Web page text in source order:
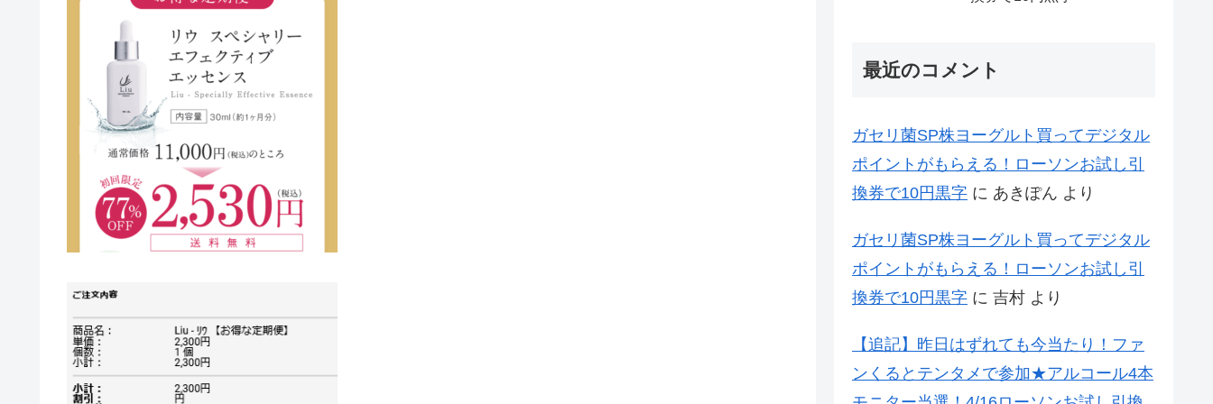
最近のコメント
ガセリ菌SP株ヨーグルト買ってデジタル
ポイントがもらえる！ローソンお試し引
換券で10円黒字 に あきぽん より
ガセリ菌SP株ヨーグルト買ってデジタル
ポイントがもらえる！ローソンお試し引
換券で10円黒字 に 吉村 より
【追記】昨日はずれても今当たり！ファ
ンくるとテンタメで参加★アルコール4本